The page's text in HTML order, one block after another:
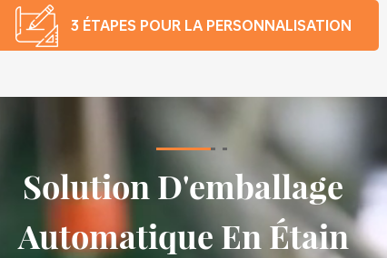
3 ÉTAPES POUR LA PERSONNALISATION
Solution D'emballage
Automatique En Étain